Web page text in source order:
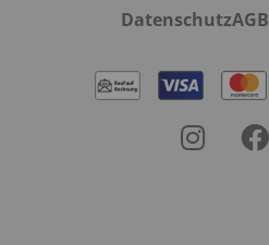
DatenschutzAGB